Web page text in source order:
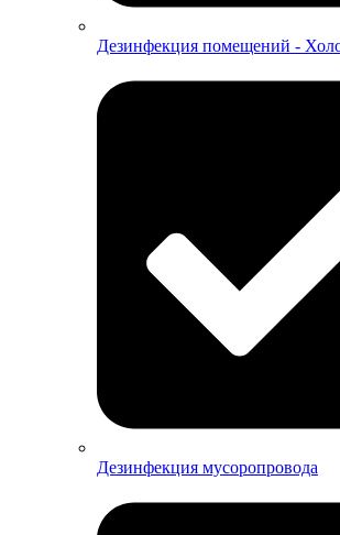
Дезинфекция помещений -
Дезинфекция мусоропровода